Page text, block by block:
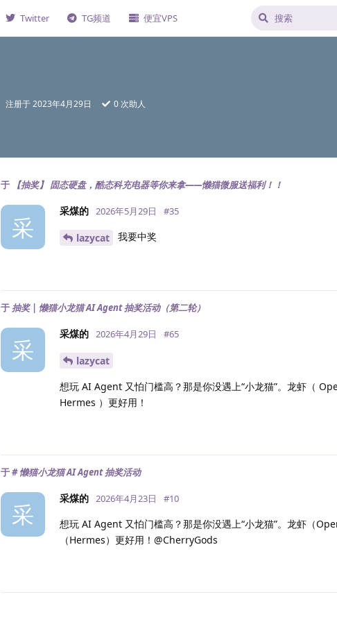
Twitter TG频道 便宜VPS
注册于2023年4月29日 0 次助人
于 【抽奖】 固态硬盘，酷态科充电器等你来拿——懒猫微服送福利！！
采
采煤的 2026年5月29日 #35
lazycat 我要中奖
于 抽奖 | 懒猫小龙猫 AI Agent 抽奖活动（第二轮）
采
采煤的 2026年4月29日 #65
lazycat
想玩 AI Agent 又怕门槛高？那是你没遇上“小龙猫”。龙虾（
Hermes ）更好用！
于# 懒猫小龙猫 AI Agent 抽奖活动
采
采煤的 2026年4月23日 #10
想玩 AI Agent 又怕门槛高？那是你没遇上“小龙猫”。龙虾（
（Hermes）更好用！@CherryGods